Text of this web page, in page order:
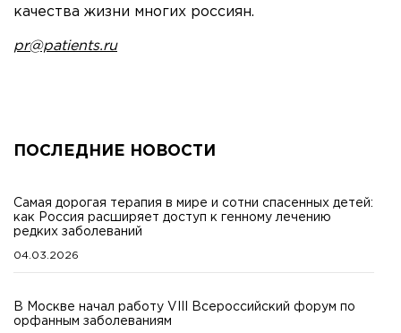
качества жизни многих россиян.
pr@patients.ru
ПОСЛЕДНИЕ НОВОСТИ
Самая дорогая терапия в мире и сотни спасенных детей:
как Россия расширяет доступ к генному лечению
редких заболеваний
04.03.2026
В Москве начал работу VIII Всероссийский форум по
орфанным заболеваниям